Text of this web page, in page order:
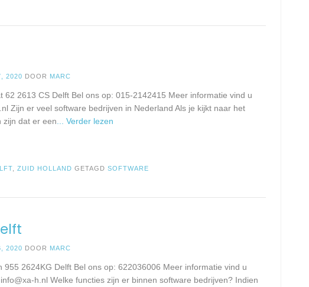
2020 DOOR MARC
62 2613 CS Delft Bel ons op: 015-2142415 Meer informatie vind u
Zijn er veel software bedrijven in Nederland Als je kijkt naar het
zijn dat er een ... Verder lezen
,ZUID HOLLAND GETAGDSOFTWARE
2020 DOOR MARC
955 2624KG Delft Bel ons op: 622036006 Meer informatie vind u
info@xa-h.nl Welke functies zijn er binnen software bedrijven? Indien